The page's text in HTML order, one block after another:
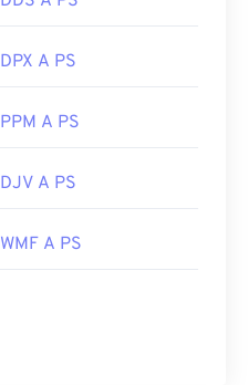
DPX A PS
PPM A PS
DJV A PS
WMF A PS